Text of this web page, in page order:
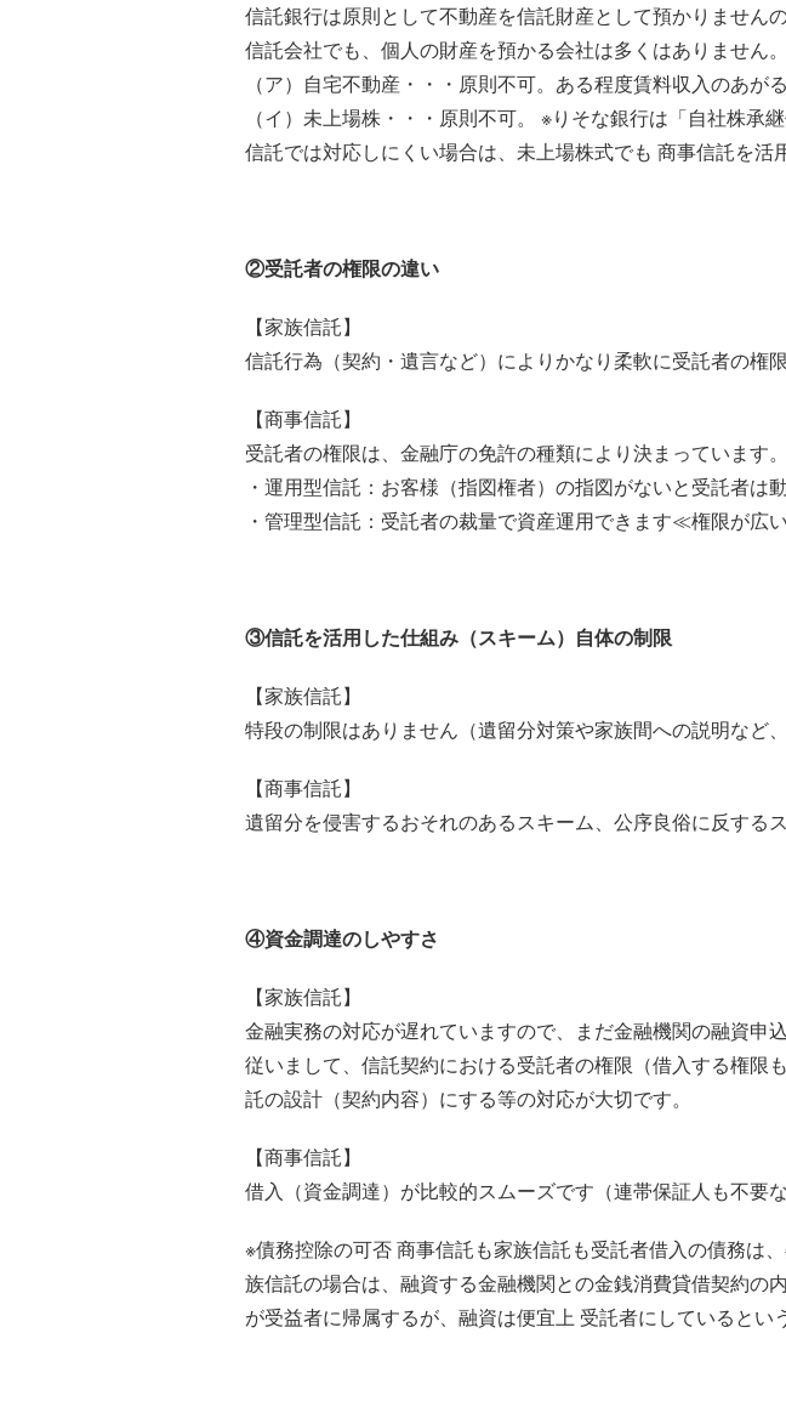
信託銀行は原則として不動産を信託財産として預かりません
信託会社でも、個人の財産を預かる会社は多くはありません
（ア）自宅不動産・・・原則不可。ある程度賃料収入のあが
（イ）未上場株・・・原則不可。 ※りそな銀行は「自社株
信託では対応しにくい場合は、未上場株式でも 商事信託を活
②受託者の権限の違い
【家族信託】
信託行為（契約・遺言など）によりかなり柔軟に受託者の権
【商事信託】
受託者の権限は、金融庁の免許の種類により決まっています。
・運用型信託：お客様（指図権者）の指図がないと受託者
・管理型信託：受託者の裁量で資産運用できます≪権限が広
③信託を活用した仕組み（スキーム）自体の制限
【家族信託】
特段の制限はありません（遺留分対策や家族間への説明など
【商事信託】
遺留分を侵害するおそれのあるスキーム、公序良俗に反する
④資金調達のしやすさ
【家族信託】
金融実務の対応が遅れていますので、まだ金融機関の融資申
従いまして、信託契約における受託者の権限（借入する権
託の設計（契約内容）にする等の対応が大切です。
【商事信託】
借入（資金調達）が比較的スムーズです（連帯保証人も不要
※債務控除の可否 商事信託も家族信託も受託者借入の債務は
族信託の場合は、融資する金融機関との金銭消費貸借契約の
が受益者に帰属するが、融資は便宜上 受託者にしているとい